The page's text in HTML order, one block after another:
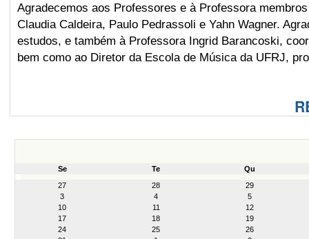
Agradecemos aos Professores e à Professora
Claudia Caldeira, Paulo Pedrassoli e Yahn Wagner.
estudos, e também à Professora Ingrid Barancoski,
bem como ao Diretor da Escola de Música da UFRJ,
Se Te
Qu
27
28
29
3
4
5
10
11
12
17
18
19
24
25
26